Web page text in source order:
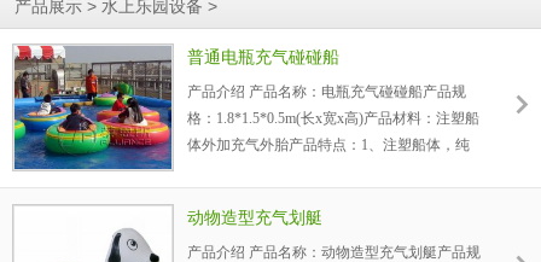
产品展示 > 水上乐园设备 >
普通电瓶充气碰碰船
产品介绍 产品名称：电瓶充气碰碰船产品规
格：1.8*1.5*0.5m(长x宽x高)产品材料：注塑船
体外加充气外胎产品特点：1、注塑船体，纯
动物造型充气划艇
产品介绍 产品名称：动物造型充气划艇产品规